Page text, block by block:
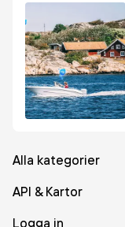
Alla kategorier
API & Kartor
Logga in